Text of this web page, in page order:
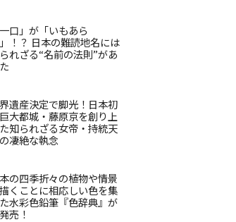
一口」が「いもあら
！？ 日本の難読地名には
れざる“名前の法則”があ
遺産決定で脚光！日本初
大都城・藤原京を創り上
知られざる女帝・持統天
凄絶な執念
の四季折々の植物や情景
くことに相応しい色を集
水彩色鉛筆『色辞典』が
売！